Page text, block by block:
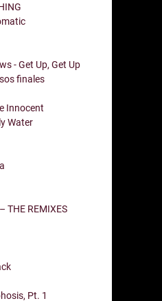
- Get Up, Get Up
finales
Innocent
Water
THE REMIXES
Pt. 1